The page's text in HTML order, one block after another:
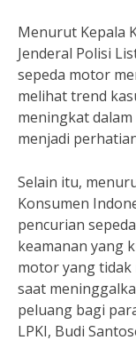
Menurut Kepala
Jenderal Polisi
sepeda motor
melihat trend
meningkat
menjadi
Selain itu,
Konsumen
pencurian
keamanan yang
motor yang
saat
peluang bagi
LPKI, Budi